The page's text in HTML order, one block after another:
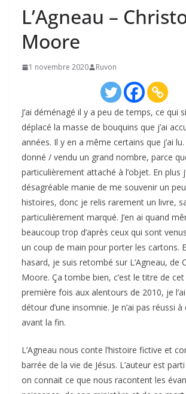
L’Agneau –
Moore
1 novembre 2020 Ruvon
J’ai déménagé il y a peu de temps, ce qui
déplacé la masse de bouquins que j’ai
années. Il y en a même certains que j’ai lu.
donné / vendu un grand nombre, parce
particulièrement attaché à l’objet. En plus
désagréable manie de me souvenir un
histoires, donc je relis rarement un livre,
particulièrement marqué. J’en ai quand
beaucoup trop d’après ceux qui sont
un coup de main pour porter les cartons.
hasard, je suis retombé sur L’Agneau, de
Moore. Ça tombe bien, c’est le titre de
première fois aux alentours de 2010, je
détour d’une insomnie. Je n’ai pas réussi
avant la fin.
L’Agneau nous conte l’histoire fictive et
barrée de la vie de Jésus. L’auteur est
on connait ce que nous racontent les